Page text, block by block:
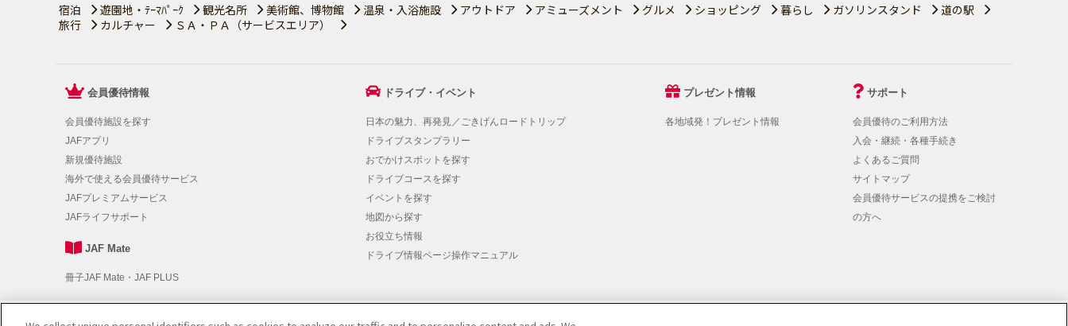
宿泊 遊園地・ﾃｰﾏﾊﾟｰｸ 観光名所 美術館、博物館 温泉・入浴施設 アウトドア アミューズメント グルメ ショッピング 暮らし ガソリンスタンド
道の駅
旅行
カルチャー ＳＡ・ＰＡ（サービスエリア）
会員優待情報
会員優待施設を探す
JAFアプリ
新規優待施設
海外で使える会員優待サービス
JAFプレミアムサービス
JAFライフサポート
JAF Mate
冊子JAF Mate・JAF PLUS
ドライブ・イベント
日本の魅力、再発見／ごきげんロードトリップ
ドライブスタンプラリー
おでかけスポットを探す
ドライブコースを探す
イベントを探す
地図から探す
お役立ち情報
ドライブ情報ページ操作マニュアル
プレゼント情報
各地域発！プレゼント情報
サポート
会員優待のご利用方法
入会・継続・各種手続き
よくあるご質問
サイトマップ
会員優待サービスの提携をご検討
の方へ